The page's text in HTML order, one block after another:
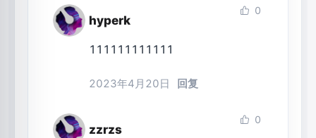
hyperk
0
111111111111
2023年4月20日 回复
zzrzs
0